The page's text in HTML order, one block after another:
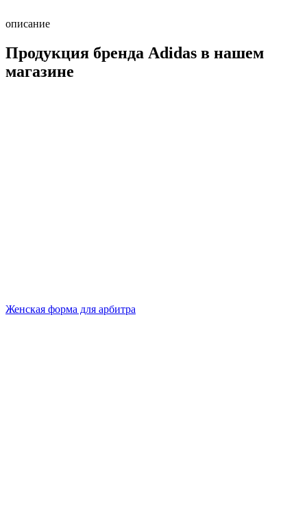
описание
Продукция бренда Adidas в нашем
магазине
Женская форма для арбитра